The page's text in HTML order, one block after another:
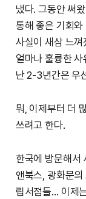
냈다. 그동안 써
통해 좋은 기회
사실이 새삼 느껴
얼마나 훌륭한
난 2-3년간은 우
뭐, 이제부터 더
쓰려고 한다.
한국에 방문해서
앤북스, 광화문
립서점들… 이제